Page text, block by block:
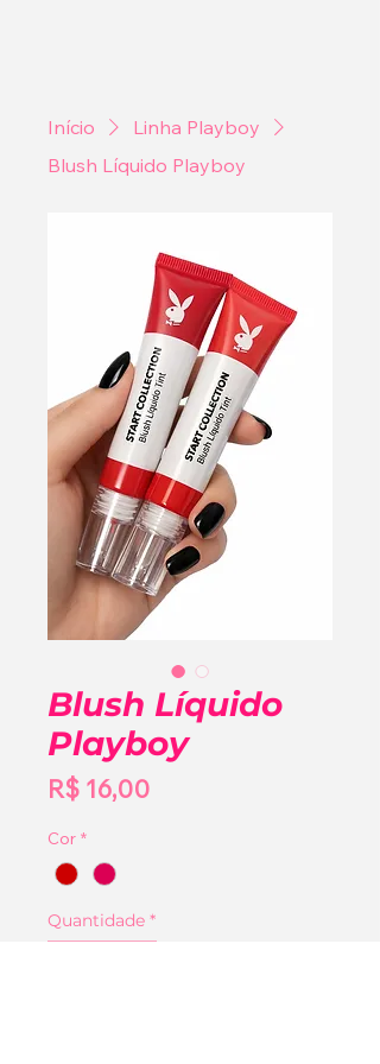
Início
Linha Playboy
Blush Líquido Playboy
Blush Líquido
Playboy
R$ 16,00Preço
Cor *
Quantidade *